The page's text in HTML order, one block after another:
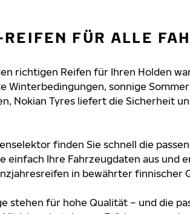
FÜR ALLE
richtigen Reifen für Ihren Holden
Winterbedingungen, sonnige
Nokian Tyres liefert die Sicherheit
finden Sie schnell die
einfach Ihre Fahrzeugdaten aus und
in bewährter finnischer
stehen für hohe Qualität – und die